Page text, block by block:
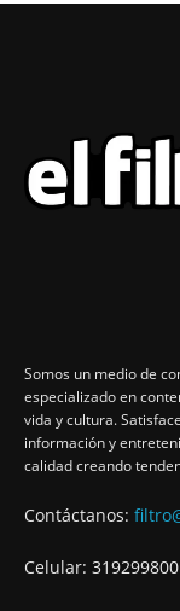
Somos un medio de
especializado en
vida y cultura.
información y
calidad creando
Contáctanos:
Celular: